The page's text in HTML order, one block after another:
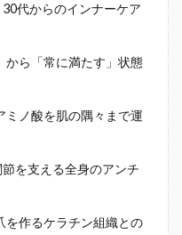
代からのインナーケア
から「常に満たす」状態
ミノ酸を肌の隅々まで運
を支える全身のアンチ
を作るケラチン組織との